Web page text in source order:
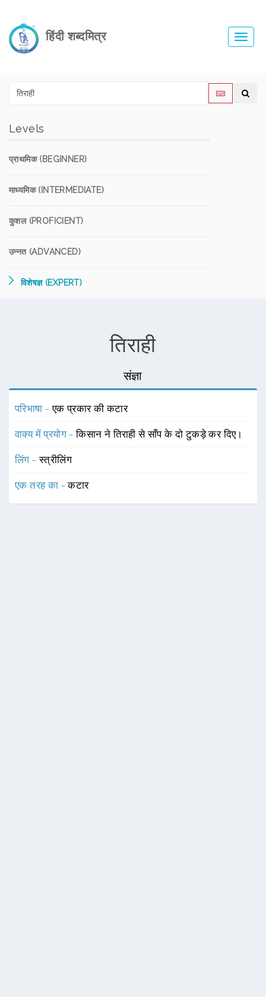
हिंदी शब्दमित्र
Levels
प्राथमिक (BEGINNER)
माध्यमिक (INTERMEDIATE)
कुशल (PROFICIENT)
उन्नत (ADVANCED)
विशेषज्ञ (EXPERT)
तिराही
संज्ञा
परिभाषा -एक प्रकार की कटार
वाक्य में प्रयोग -किसान ने तिराही से साँप के दो टुकड़े कर दिए।
लिंग -स्त्रीलिंग
एक तरह का -कटार